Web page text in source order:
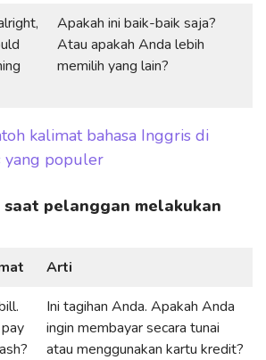
Apakah ini baik-baik saja?
Atau apakah Anda lebih
memilih yang lain?
kalimat bahasa Inggris di
yang populer
pelanggan melakukan
Arti
Ini tagihan Anda. Apakah Anda
ingin membayar secara tunai
atau menggunakan kartu kredit?